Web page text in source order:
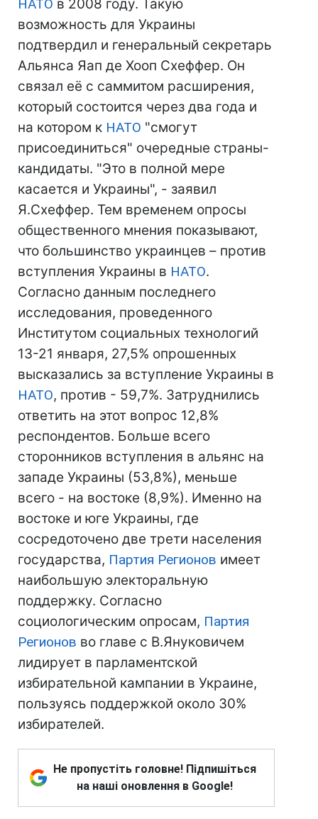
НАТО в 2008 году. Такую
возможность для Украины
подтвердил и генеральный секретарь
Альянса Яап де Хооп Схеффер. Он
связал её с саммитом расширения,
который состоится через два года и
на котором к НАТО "смогут
присоединиться" очередные страны-
кандидаты. "Это в полной мере
касается и Украины", - заявил
Я.Схеффер. Тем временем опросы
общественного мнения показывают,
что большинство украинцев – против
вступления Украины в НАТО.
Согласно данным последнего
исследования, проведенного
Институтом социальных технологий
13-21 января, 27,5% опрошенных
высказались за вступление Украины в
НАТО, против - 59,7%. Затруднились
ответить на этот вопрос 12,8%
респондентов. Больше всего
сторонников вступления в альянс на
западе Украины (53,8%), меньше
всего - на востоке (8,9%). Именно на
востоке и юге Украины, где
сосредоточено две трети населения
государства, Партия Регионов имеет
наибольшую электоральную
поддержку. Согласно
социологическим опросам, Партия
Регионов во главе с В.Януковичем
лидирует в парламентской
избирательной кампании в Украине,
пользуясь поддержкой около 30%
избирателей.
Не пропустіть головне! Підпишіться
на наші оновлення в Google!